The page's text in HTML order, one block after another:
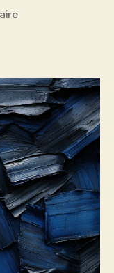
sur